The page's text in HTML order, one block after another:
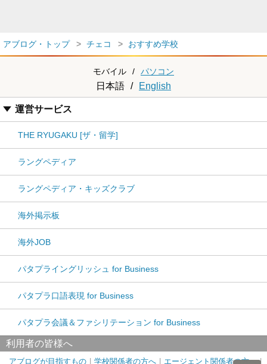
アブログ・トップ チェコ おすすめ学校
モバイル / パソコン
日本語 / English
運営サービス
THE RYUGAKU [ザ・留学]
ラングペディア
ラングペディア・キッズクラブ
海外掲示板
海外JOB
パタプライングリッシュ for Business
パタプラ口語表現 for Business
パタプラ会議＆ファシリテーション for Business
利用者の皆様へ
アブログが目指すもの 学校関係者の方へ エージェント関係者の方へ